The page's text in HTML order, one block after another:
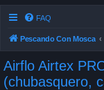
FAQ
Pescando Con Mosca
Airflo Airtex
(chubasquero,